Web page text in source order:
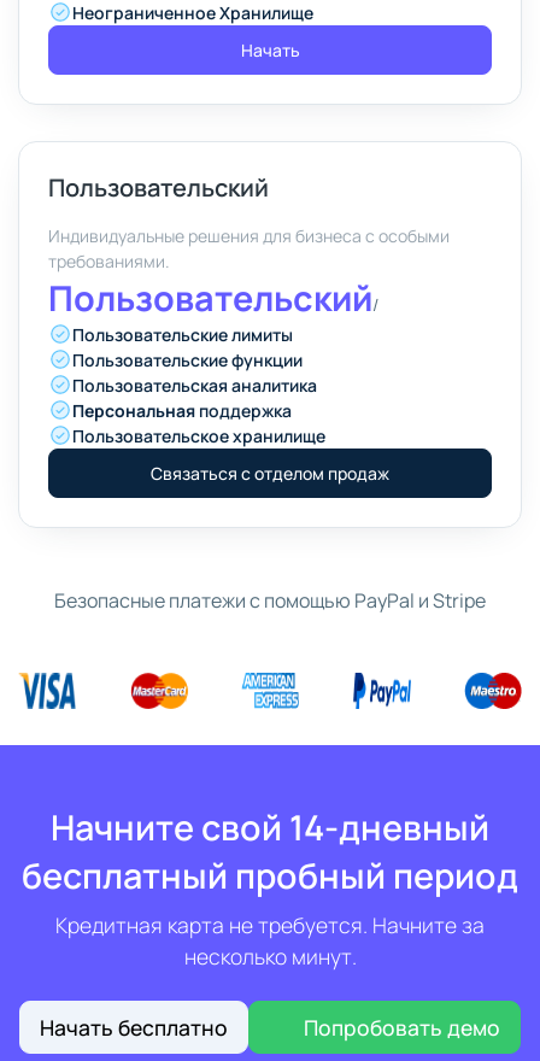
Неограниченное Хранилище
Начать
Пользовательский
Индивидуальные решения для бизнеса с особыми
требованиями.
Пользовательский/
Пользовательские лимиты
Пользовательские функции
Пользовательская аналитика
Персональная поддержка
Пользовательское хранилище
Связаться с отделом продаж
Безопасные платежи с помощью PayPal и Stripe
Начните свой 14-дневный
бесплатный пробный период
Кредитная карта не требуется. Начните за
несколько минут.
Начать бесплатно Попробовать демо